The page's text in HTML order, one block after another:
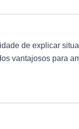
de explicar
vantajosos para